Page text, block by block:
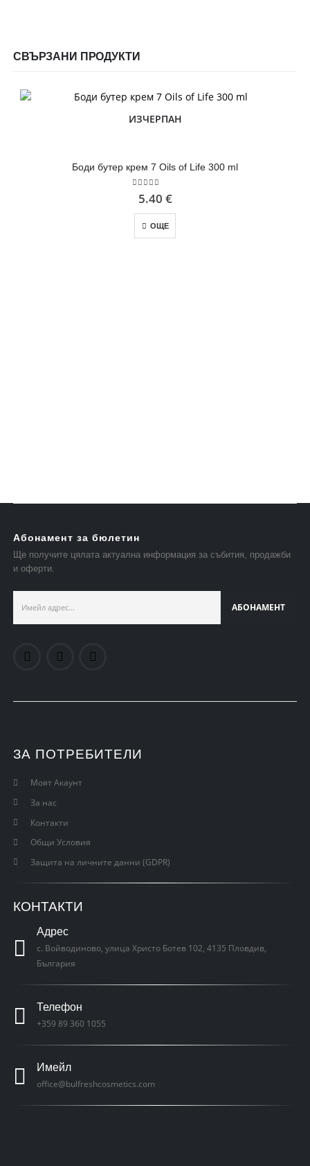
СВЪРЗАНИ ПРОДУКТИ
ИЗЧЕРПАН
Боди бутер крем 7 Oils of Life 300 ml
5.00 out of 5
5.40 €
ОЩЕ
Абонамент за бюлетин
Ще получите цялата актуална информация за събития, продажби
и оферти.
ЗА ПОТРЕБИТЕЛИ
Моят Акаунт
За нас
Контакти
Общи Условия
Защита на личните данни (GDPR)
КОНТАКТИ
Адрес
с. Войводиново, улица Христо Ботев 102, 4135 Пловдив,
България
Телефон
+359 89 360 1055
Имейл
office@bulfreshcosmetics.com